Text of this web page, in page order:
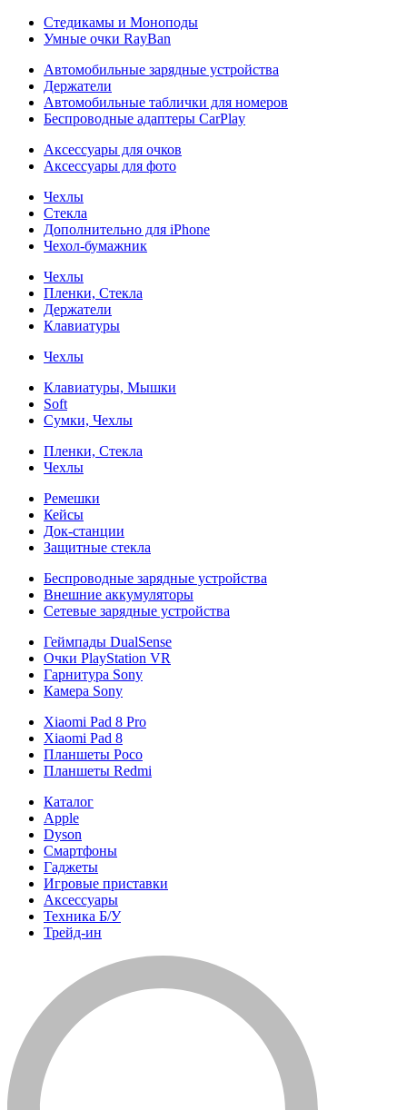
Стедикамы и Моноподы
Умные очки RayBan
Автомобильные зарядные устройства
Держатели
Автомобильные таблички для номеров
Беспроводные адаптеры CarPlay
Аксессуары для очков
Аксессуары для фото
Чехлы
Стекла
Дополнительно для iPhone
Чехол-бумажник
Чехлы
Пленки, Стекла
Держатели
Клавиатуры
Чехлы
Клавиатуры, Мышки
Soft
Сумки, Чехлы
Пленки, Стекла
Чехлы
Ремешки
Кейсы
Док-станции
Защитные стекла
Беспроводные зарядные устройства
Внешние аккумуляторы
Сетевые зарядные устройства
Геймпады DualSense
Очки PlayStation VR
Гарнитура Sony
Камера Sony
Xiaomi Pad 8 Pro
Xiaomi Pad 8
Планшеты Poco
Планшеты Redmi
Каталог
Apple
Dyson
Смартфоны
Гаджеты
Игровые приставки
Аксессуары
Техника Б/У
Трейд-ин